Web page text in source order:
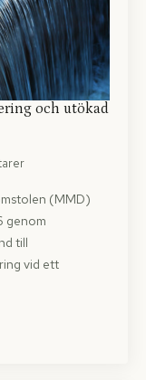
och utökad
(MMD)
genom
till
vid ett